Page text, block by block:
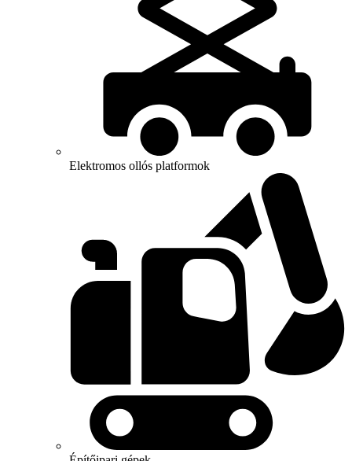
Elektromos ollós platformok